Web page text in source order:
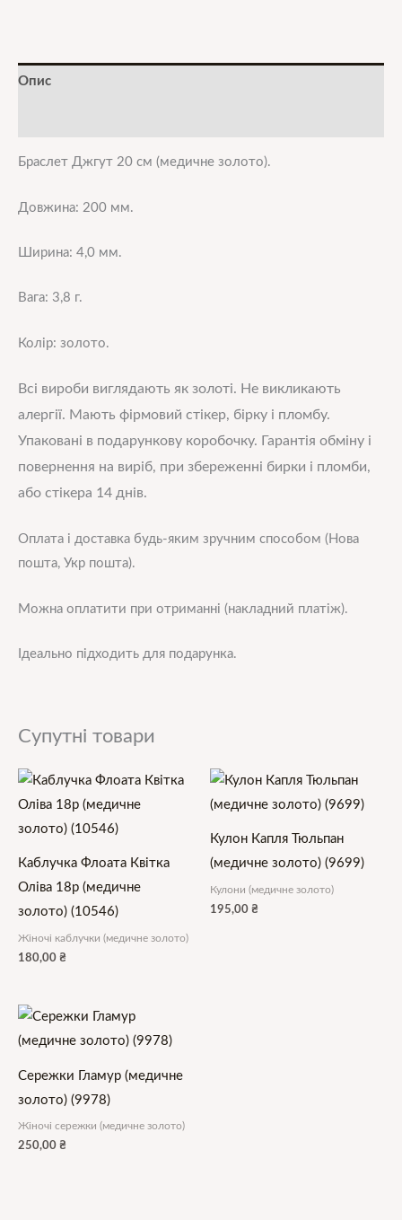
Опис
Браслет Джгут 20 см (медичне золото).
Довжина: 200 мм.
Ширина: 4,0 мм.
Вага: 3,8 г.
Колір: золото.
Всі вироби виглядають як золоті. Не викликають
алергії. Мають фірмовий стікер, бірку і пломбу.
Упаковані в подарункову коробочку. Гарантія обміну і
повернення на виріб, при збереженні бирки і пломби,
або стікера 14 днів.
Оплата і доставка будь-яким зручним способом (Нова
пошта, Укр пошта).
Можна оплатити при отриманні (накладний платіж).
Ідеально підходить для подарунка.
Супутні товари
Каблучка Флоата Квітка
Оліва 18р (медичне
золото) (10546)
Жіночі каблучки (медичне золото)
180,00 ₴
Кулон Капля Тюльпан
(медичне золото) (9699)
Кулони (медичне золото)
195,00 ₴
Сережки Гламур (медичне
золото) (9978)
Жіночі сережки (медичне золото)
250,00 ₴